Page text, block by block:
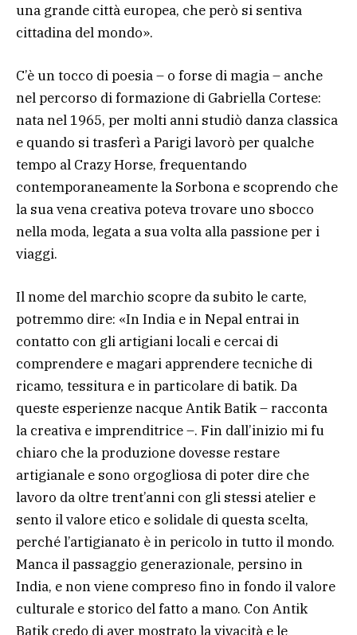
una grande città europea, che però si sentiva
cittadina del mondo».
C’è un tocco di poesia – o forse di magia – anche
nel percorso di formazione di Gabriella Cortese:
nata nel 1965, per molti anni studiò danza classica
e quando si trasferì a Parigi lavorò per qualche
tempo al Crazy Horse, frequentando
contemporaneamente la Sorbona e scoprendo che
la sua vena creativa poteva trovare uno sbocco
nella moda, legata a sua volta alla passione per i
viaggi.
Il nome del marchio scopre da subito le carte,
potremmo dire: «In India e in Nepal entrai in
contatto con gli artigiani locali e cercai di
comprendere e magari apprendere tecniche di
ricamo, tessitura e in particolare di batik. Da
queste esperienze nacque Antik Batik – racconta
la creativa e imprenditrice –. Fin dall’inizio mi fu
chiaro che la produzione dovesse restare
artigianale e sono orgogliosa di poter dire che
lavoro da oltre trent’anni con gli stessi atelier e
sento il valore etico e solidale di questa scelta,
perché l’artigianato è in pericolo in tutto il mondo.
Manca il passaggio generazionale, persino in
India, e non viene compreso fino in fondo il valore
culturale e storico del fatto a mano. Con Antik
Batik credo di aver mostrato la vivacità e le